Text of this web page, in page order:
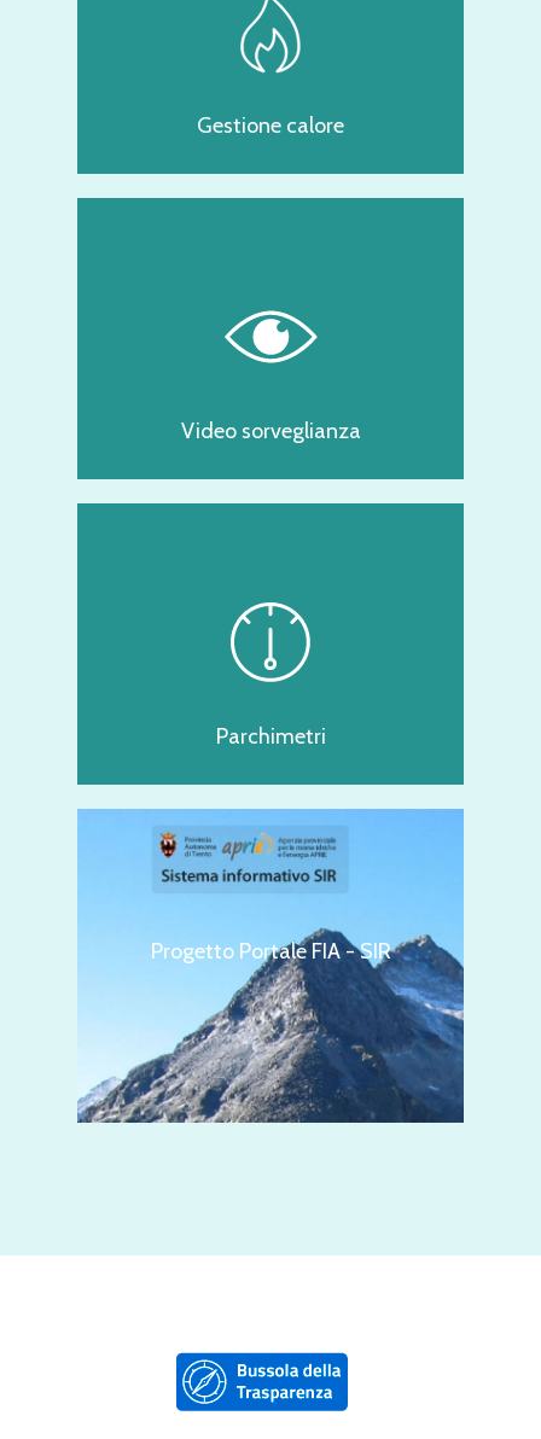
Gestione calore
Video sorveglianza
Parchimetri
Progetto Portale FIA - SIR